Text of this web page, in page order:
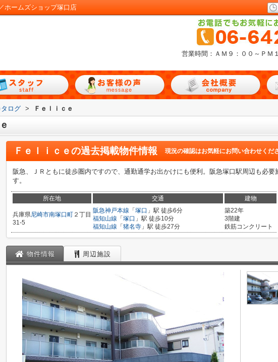
ホームズショップ塚口店
営業時間：ＡＭ９：００～ＰＭ
ログ > Ｆｅｌｉｃｅ
Ｆｅｌｉｃｅの過去掲載物件情報 現況の確認はお気軽にお問い合わせくだ
阪急、ＪＲともに徒歩圏内ですので、通勤通学お出かけにも便利。阪急塚口駅周辺も必要
す。
所在地 交通 建物
兵庫県尼崎市南塚口町 ２丁目
31-5
阪急神戸本線 「 塚口 」駅 徒歩6分
福知山線 「 塚口 」駅 徒歩10分
福知山線 「 猪名寺 」駅 徒歩27分
築22年
3階建
鉄筋コンクリート
物件情報 周辺施設